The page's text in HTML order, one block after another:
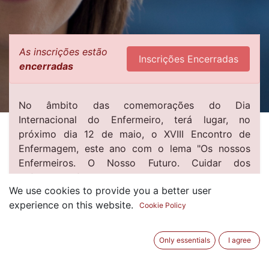
As inscrições estão
encerradas
Inscrições Encerradas
No âmbito das comemorações do Dia
Internacional do Enfermeiro, terá lugar, no
próximo dia 12 de maio, o XVIII Encontro de
Enfermagem, este ano com o lema "Os nossos
Enfermeiros. O Nosso Futuro. Cuidar dos
enfermeiros fortalece as economias".
O programa inclui uma Mesa-redonda (online)
dedicada ao tema "Cuidar de Quem Cuida: O
que visa promover a discussão em torno dos
desafios contemporâneos da profissão e do seu
We use cookies to provide you a better user
experience on this website.
Cookie Policy
Only essentials I agree